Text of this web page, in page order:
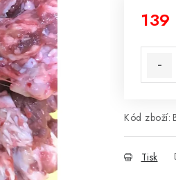
139
Kód zboží:
Tisk